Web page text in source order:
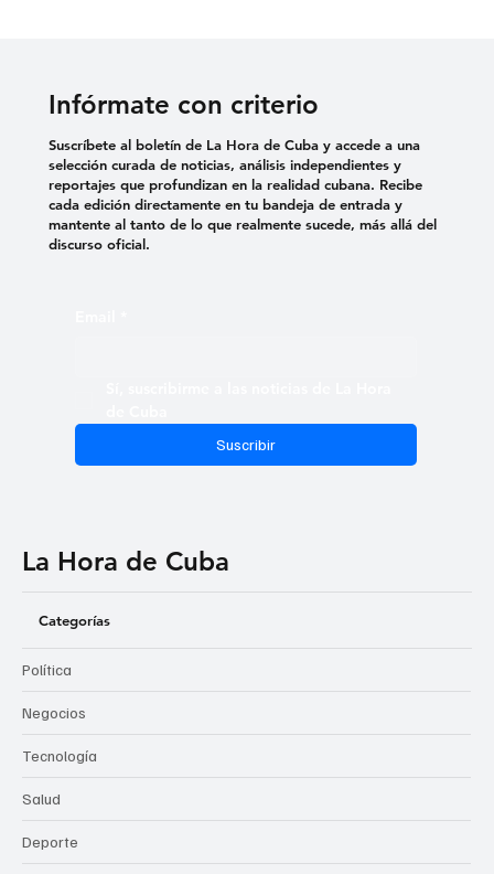
Infórmate con criterio
Suscribir
Suscríbete al boletín de La Hora de Cuba y accede a una
selección curada de noticias, análisis independientes y
reportajes que profundizan en la realidad cubana. Recibe
cada edición directamente en tu bandeja de entrada y
mantente al tanto de lo que realmente sucede, más allá del
discurso oficial.
La Hora de Cuba
Categorías
Política
Negocios
Tecnología
Salud
Deporte